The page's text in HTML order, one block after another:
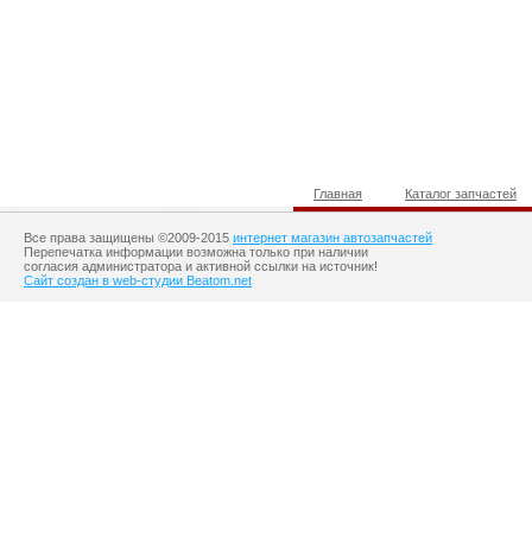
Главная Каталог запчастей
Все права защищены ©2009-2015 интернет магазин автозапчастей
Перепечатка информации возможна только при наличии
согласия администратора и активной ссылки на источник!
Сайт создан в web-студии Beatom.net